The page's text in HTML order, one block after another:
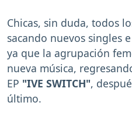
Chicas, sin duda, todos
sacando nuevos singles e
ya que la agrupación
nueva música,
EP "IVE SWITCH",
último.